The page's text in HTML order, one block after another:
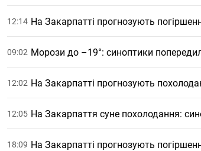
12:14 На Закарпатті прогнозують
09:02 Морози до –19°: синоптики
12:02 На Закарпатті прогнозують
12:05 На Закарпаття суне похолодання:
18:09 На Закарпатті прогнозують